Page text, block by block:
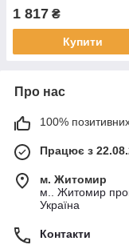
захист від корозії та
фінішна емаль
1 817 ₴
Купити
Про нас
100% позитивних
Працює з
м. Житомир
м.. Житомир
Україна
Контакти